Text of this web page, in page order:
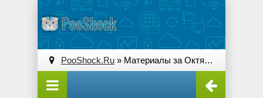
PooShock.Ru » Материалы за Октябрь 2021 года